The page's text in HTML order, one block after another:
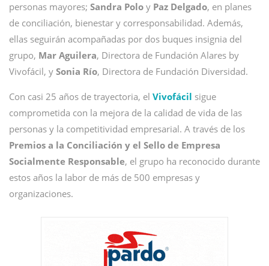
personas mayores; Sandra Polo y Paz Delgado, en planes
de conciliación, bienestar y corresponsabilidad. Además,
ellas seguirán acompañadas por dos buques insignia del
grupo, Mar Aguilera, Directora de Fundación Alares by
Vivofácil, y Sonia Río, Directora de Fundación Diversidad.
Con casi 25 años de trayectoria, el Vivofácil sigue
comprometida con la mejora de la calidad de vida de las
personas y la competitividad empresarial. A través de los
Premios a la Conciliación y el Sello de Empresa
Socialmente Responsable, el grupo ha reconocido durante
estos años la labor de más de 500 empresas y
organizaciones.